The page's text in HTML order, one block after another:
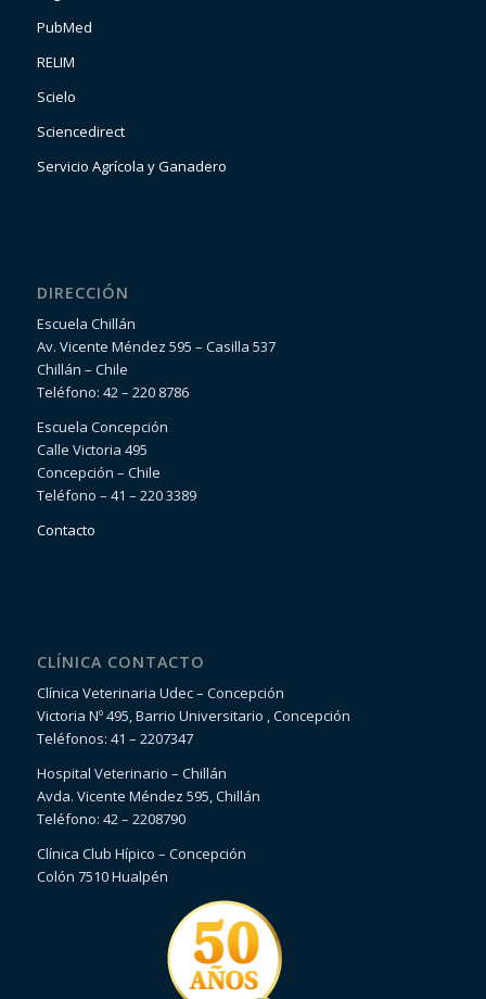
PubMed
RELIM
Scielo
Sciencedirect
Servicio Agrícola y Ganadero
DIRECCIÓN
Escuela Chillán
Av. Vicente Méndez 595 – Casilla 537
Chillán – Chile
Teléfono: 42 – 220 8786
Escuela Concepción
Calle Victoria 495
Concepción – Chile
Teléfono – 41 – 220 3389
Contacto
CLÍNICA CONTACTO
Clínica Veterinaria Udec – Concepción
Victoria Nº 495, Barrio Universitario , Concepción
Teléfonos: 41 – 2207347
Hospital Veterinario – Chillán
Avda. Vicente Méndez 595, Chillán
Teléfono: 42 – 2208790
Clínica Club Hípico – Concepción
Colón 7510 Hualpén